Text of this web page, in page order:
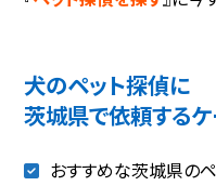
犬のペット探偵に
茨城県で依頼する
おすすめな茨城県の